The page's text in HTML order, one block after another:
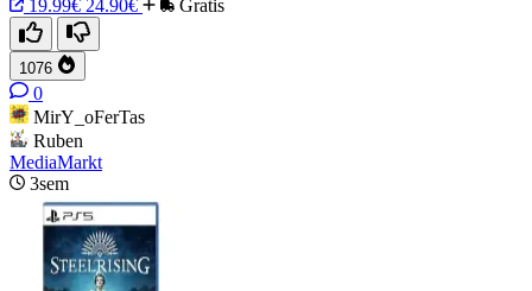
19.99€ 24.90€ Gratis
1076
0
MirY_oFerTas
Ruben
MediaMarkt
3sem